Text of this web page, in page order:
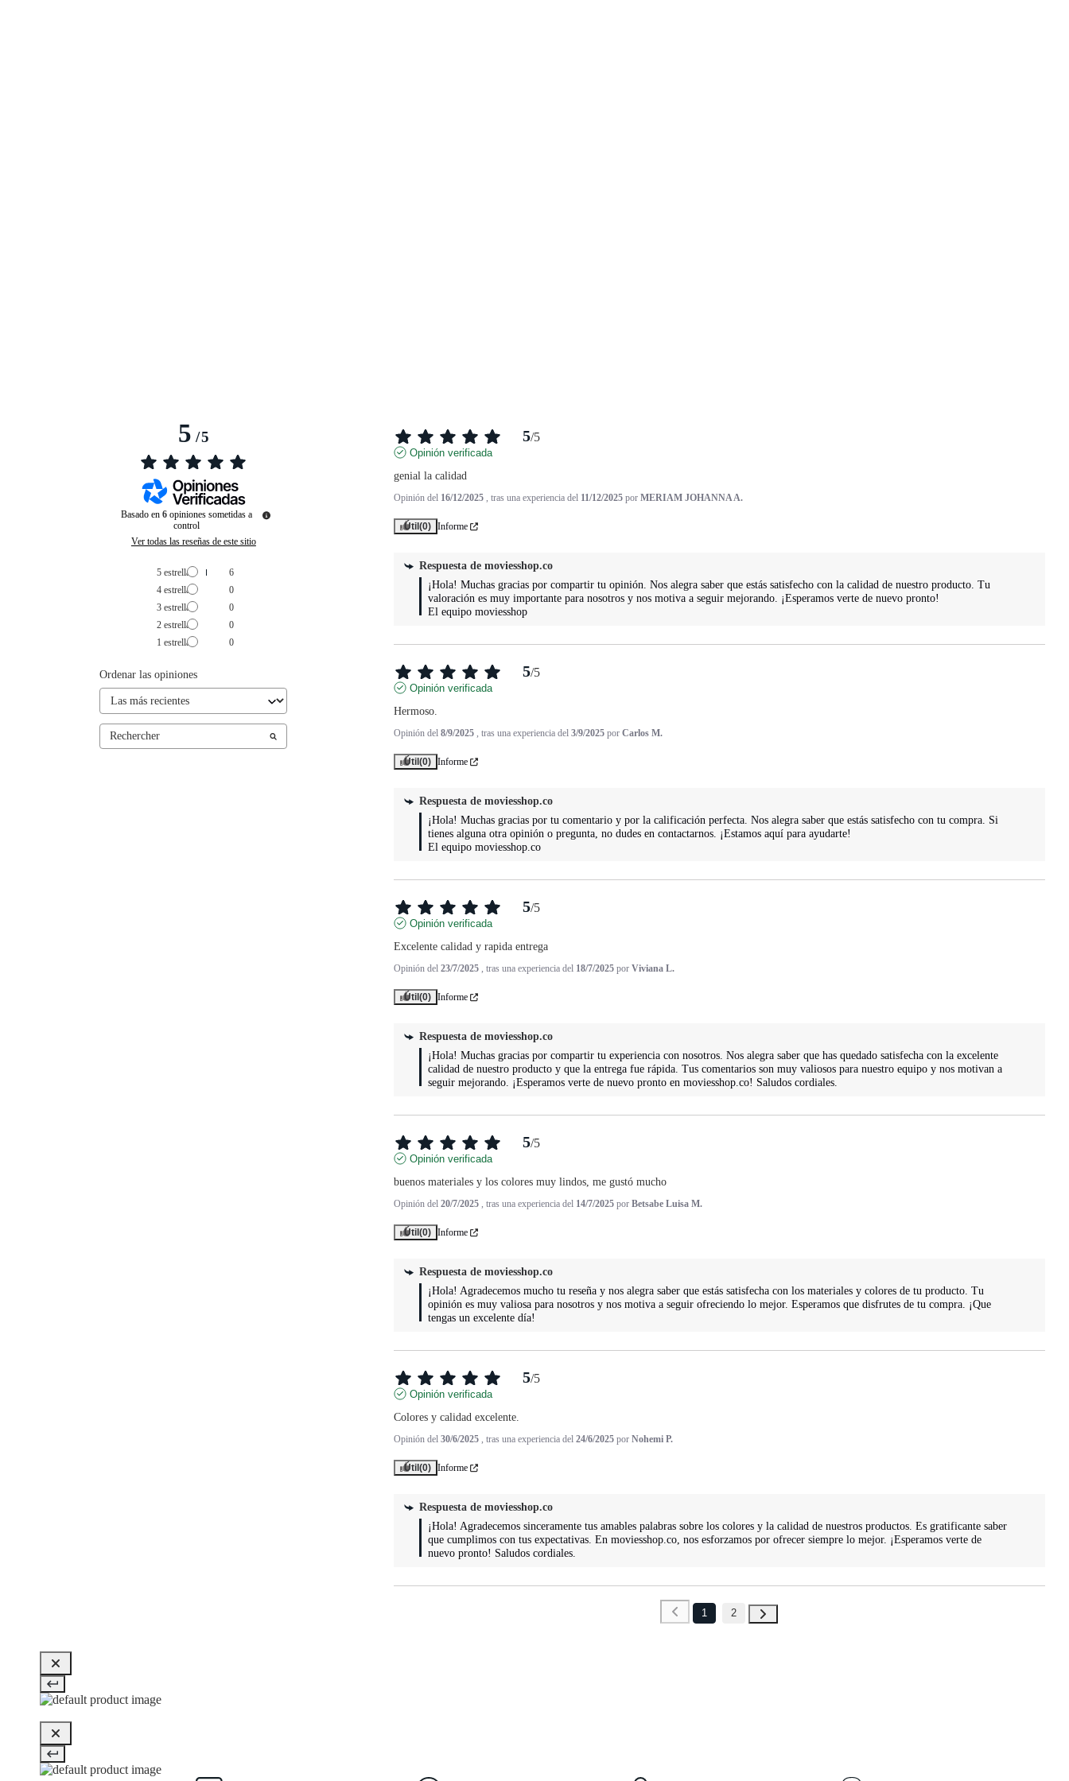
5/5
Basado en 6 opiniones sometidas a
control
Ver todas las reseñas de este sitio
5estrellas
6
4estrellas
0
3estrellas
0
2estrellas
0
1estrella 0
Ordenar las opiniones
5/5
Opinión verificada
genial la calidad
Opinión del 16/12/2025 , tras una experiencia del 11/12/2025 por MERIAM JOHANNA A.
Útil (0) Informe
Respuesta demoviesshop.co
¡Hola! Muchas gracias por compartir tu opinión. Nos alegra saber que estás satisfecho con la calidad de nuestro producto. Tu
valoración es muy importante para nosotros y nos motiva a seguir mejorando. ¡Esperamos verte de nuevo pronto!
El equipo moviesshop
5/5
Opinión verificada
Hermoso.
Opinión del 8/9/2025 , tras una experiencia del 3/9/2025 por Carlos M.
Útil (0) Informe
Respuesta demoviesshop.co
¡Hola! Muchas gracias por tu comentario y por la calificación perfecta. Nos alegra saber que estás satisfecho con tu compra. Si
tienes alguna otra opinión o pregunta, no dudes en contactarnos. ¡Estamos aquí para ayudarte!
El equipo moviesshop.co
5/5
Opinión verificada
Excelente calidad y rapida entrega
Opinión del 23/7/2025 , tras una experiencia del 18/7/2025 por Viviana L.
Útil (0) Informe
Respuesta demoviesshop.co
¡Hola! Muchas gracias por compartir tu experiencia con nosotros. Nos alegra saber que has quedado satisfecha con la excelente
calidad de nuestro producto y que la entrega fue rápida. Tus comentarios son muy valiosos para nuestro equipo y nos motivan a
seguir mejorando. ¡Esperamos verte de nuevo pronto en moviesshop.co! Saludos cordiales.
5/5
Opinión verificada
buenos materiales y los colores muy lindos, me gustó mucho
Opinión del 20/7/2025 , tras una experiencia del 14/7/2025 por Betsabe Luisa M.
Útil (0) Informe
Respuesta demoviesshop.co
¡Hola! Agradecemos mucho tu reseña y nos alegra saber que estás satisfecha con los materiales y colores de tu producto. Tu
opinión es muy valiosa para nosotros y nos motiva a seguir ofreciendo lo mejor. Esperamos que disfrutes de tu compra. ¡Que
tengas un excelente día!
5/5
Opinión verificada
Colores y calidad excelente.
Opinión del 30/6/2025 , tras una experiencia del 24/6/2025 por Nohemi P.
Útil (0) Informe
Respuesta demoviesshop.co
¡Hola! Agradecemos sinceramente tus amables palabras sobre los colores y la calidad de nuestros productos. Es gratificante saber
que cumplimos con tus expectativas. En moviesshop.co, nos esforzamos por ofrecer siempre lo mejor. ¡Esperamos verte de
nuevo pronto! Saludos cordiales.
1 2